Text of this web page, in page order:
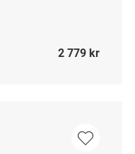
2 779 kr